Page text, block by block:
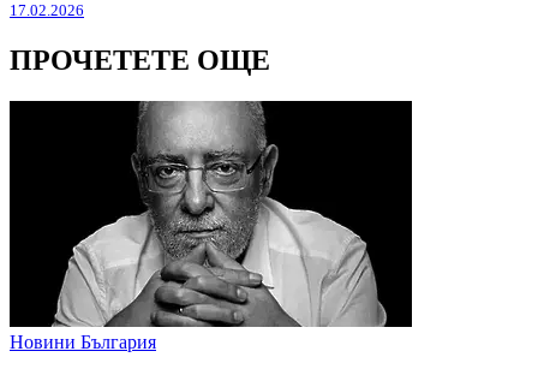
17.02.2026
ПРОЧЕТЕТЕ ОЩЕ
Новини България